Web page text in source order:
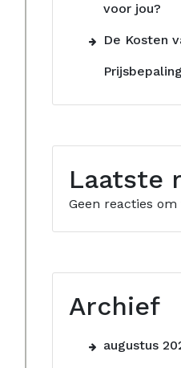
voor jou?
De Kosten
Laatste
Geen reacties
Archief
augustus